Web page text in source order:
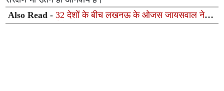
Also Read -32 देशों के बीच लखनऊ के ओजस जायसवाल ने
जीता गोल्ड, थाईलैंड में भारत का बढ़ाया मान